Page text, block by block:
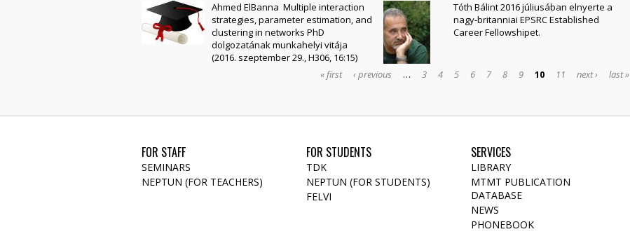
Ahmed ElBanna Multiple interaction
strategies, parameter estimation, and
clustering in networks PhD
dolgozatának munkahelyi vitája
(2016. szeptember 29., H306, 16:15)
Tóth Bálint 2016 júliusában elnyerte a
nagy-britanniai EPSRC Established
Career Fellowshipet.
« first ‹ previous … 3 4 5 6 7 8 9 10 11 next › last »
FOR STAFF
SEMINARS
NEPTUN (FOR TEACHERS)
FOR STUDENTS
TDK
NEPTUN (FOR STUDENTS)
FELVI
SERVICES
LIBRARY
MTMT PUBLICATION
DATABASE
NEWS
PHONEBOOK